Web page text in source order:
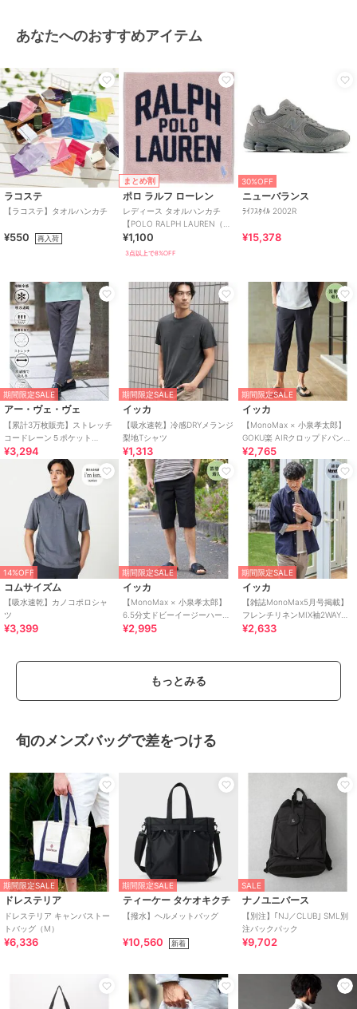
あなたへのおすすめアイテム
ラコステ
【ラコステ】タオルハンカチ
¥550 再入荷
まとめ割
ポロ ラルフ ローレン
レディース タオルハンカチ
【POLO RALPH LAUREN（ポ
ロ ラルフ ローレン）】
¥1,100
3点以上で8%OFF
30%OFF
ニューバランス
ﾗｲﾌｽﾀｲﾙ 2002R
¥15,378
期間限定SALE
アー・ヴェ・ヴェ
【累計3万枚販売】ストレッチ
コードレーン５ポケット
SOUKAIベーシックアンクルパ
ンツ【接触冷感/
¥3,294
期間限定SALE
イッカ
【吸水速乾】冷感DRYメランジ
梨地Tシャツ
¥1,313
期間限定SALE
イッカ
【MonoMax × 小泉孝太郎】
GOKU楽 AIRクロップドパンツ
「小泉孝太郎さん着用モデ
ル」
¥2,765
14%OFF
コムサイズム
【吸水速乾】カノコポロシャ
ツ
¥3,399
期間限定SALE
イッカ
【MonoMax × 小泉孝太郎】
6.5分丈ドビーイージーハーフ
パンツ
¥2,995
期間限定SALE
イッカ
【雑誌MonoMax5月号掲載】
フレンチリネンMIX袖2WAYシ
ャツ【接触冷感】「小泉孝太
¥2,633
もっとみる
旬のメンズバッグで差をつける
期間限定SALE
ドレステリア
ドレステリア キャンバストー
トバッグ（M）
¥6,336
期間限定SALE
ティーケー タケオキクチ
【撥水】ヘルメットバッグ
¥10,560 新着
SALE
ナノユニバース
【別注】｢NJ／CLUB｣ SML別
注バックパック
¥9,702